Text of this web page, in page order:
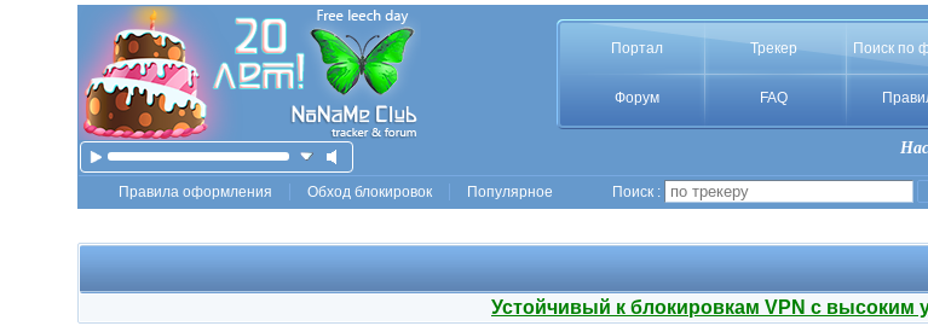
Портал Трекер Поиск по
Форум FAQ
Правила оформления Обход блокировок Популярное Поиск :
Устойчивый к блокировкам VPN с высоким